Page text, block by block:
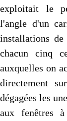
exploitait le
l'angle d'un
installations de
chacun cinq
auxquelles on
directement
dégagées les
aux fenêtres